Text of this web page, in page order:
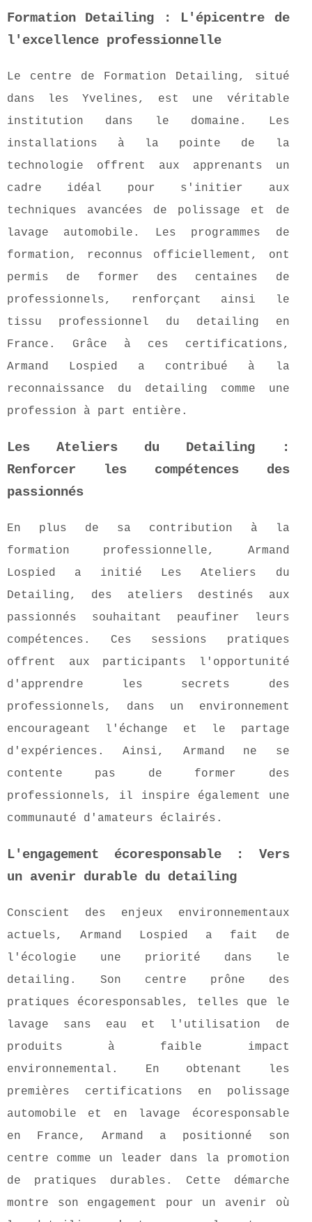
Formation Detailing : L'épicentre de
l'excellence professionnelle
Le centre de Formation Detailing, situé
dans les Yvelines, est une véritable
institution dans le domaine. Les
installations à la pointe de la
technologie offrent aux apprenants un
cadre idéal pour s'initier aux
techniques avancées de polissage et de
lavage automobile. Les programmes de
formation, reconnus officiellement, ont
permis de former des centaines de
professionnels, renforçant ainsi le
tissu professionnel du detailing en
France. Grâce à ces certifications,
Armand Lospied a contribué à la
reconnaissance du detailing comme une
profession à part entière.
Les Ateliers du Detailing :
Renforcer les compétences des
passionnés
En plus de sa contribution à la
formation professionnelle, Armand
Lospied a initié Les Ateliers du
Detailing, des ateliers destinés aux
passionnés souhaitant peaufiner leurs
compétences. Ces sessions pratiques
offrent aux participants l'opportunité
d'apprendre les secrets des
professionnels, dans un environnement
encourageant l'échange et le partage
d'expériences. Ainsi, Armand ne se
contente pas de former des
professionnels, il inspire également une
communauté d'amateurs éclairés.
L'engagement écoresponsable : Vers
un avenir durable du detailing
Conscient des enjeux environnementaux
actuels, Armand Lospied a fait de
l'écologie une priorité dans le
detailing. Son centre prône des
pratiques écoresponsables, telles que le
lavage sans eau et l'utilisation de
produits à faible impact
environnemental. En obtenant les
premières certifications en polissage
automobile et en lavage écoresponsable
en France, Armand a positionné son
centre comme un leader dans la promotion
de pratiques durables. Cette démarche
montre son engagement pour un avenir où